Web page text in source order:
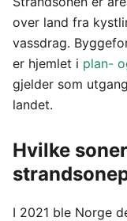
over land fra
vassdrag.
er hjemlet i plan-
gjelder som
landet.
Hvilke
I 2021 ble Norge